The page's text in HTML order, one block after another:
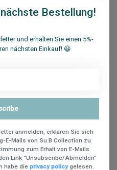
14 Rot
Bestellung!
und erhalten Sie einen 5%-
nächsten Einkauf! 😀
anmelden, erklären Sie sich
E-Mails von Su.B Collection zu
zum Erhalt von E-Mails
Link "Unsubscribe/Abmelden"
habe die privacy policy gelesen.